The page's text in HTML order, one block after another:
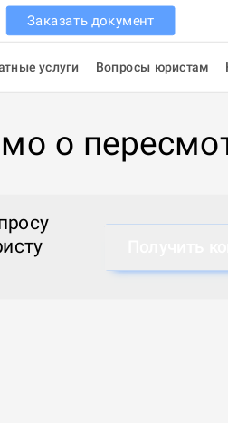
Заказать документ
услуги Вопросы юристам
о